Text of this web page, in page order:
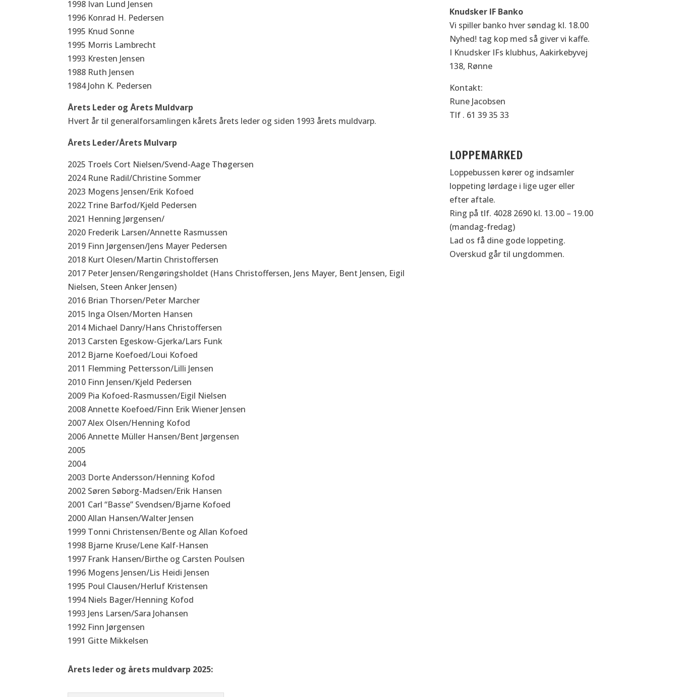
1998 Ivan Lund Jensen
1996 Konrad H. Pedersen
1995 Knud Sonne
1995 Morris Lambrecht
1993 Kresten Jensen
1988 Ruth Jensen
1984 John K. Pedersen
Årets Leder og Årets Muldvarp
Hvert år til generalforsamlingen kårets årets leder og siden 1993 årets muldvarp.
Årets Leder/Årets Mulvarp
2025 Troels Cort Nielsen/Svend-Aage Thøgersen
2024 Rune Radil/Christine Sommer
2023 Mogens Jensen/Erik Kofoed
2022 Trine Barfod/Kjeld Pedersen
2021 Henning Jørgensen/
2020 Frederik Larsen/Annette Rasmussen
2019 Finn Jørgensen/Jens Mayer Pedersen
2018 Kurt Olesen/Martin Christoffersen
2017 Peter Jensen/Rengøringsholdet (Hans Christoffersen, Jens Mayer, Bent Jensen, Eigil
Nielsen, Steen Anker Jensen)
2016 Brian Thorsen/Peter Marcher
2015 Inga Olsen/Morten Hansen
2014 Michael Danry/Hans Christoffersen
2013 Carsten Egeskow-Gjerka/Lars Funk
2012 Bjarne Koefoed/Loui Kofoed
2011 Flemming Pettersson/Lilli Jensen
2010 Finn Jensen/Kjeld Pedersen
2009 Pia Kofoed-Rasmussen/Eigil Nielsen
2008 Annette Koefoed/Finn Erik Wiener Jensen
2007 Alex Olsen/Henning Kofod
2006 Annette Müller Hansen/Bent Jørgensen
2005
2004
2003 Dorte Andersson/Henning Kofod
2002 Søren Søborg-Madsen/Erik Hansen
2001 Carl “Basse” Svendsen/Bjarne Kofoed
2000 Allan Hansen/Walter Jensen
1999 Tonni Christensen/Bente og Allan Kofoed
1998 Bjarne Kruse/Lene Kalf-Hansen
1997 Frank Hansen/Birthe og Carsten Poulsen
1996 Mogens Jensen/Lis Heidi Jensen
1995 Poul Clausen/Herluf Kristensen
1994 Niels Bager/Henning Kofod
1993 Jens Larsen/Sara Johansen
1992 Finn Jørgensen
1991 Gitte Mikkelsen
Årets leder og årets muldvarp 2025:
Knudsker IF Banko
Vi spiller banko hver søndag kl. 18.00
Nyhed! tag kop med så giver vi kaffe.
I Knudsker IFs klubhus, Aakirkebyvej
138, Rønne
Kontakt:
Rune Jacobsen
Tlf . 61 39 35 33
LOPPEMARKED
Loppebussen kører og indsamler
loppeting lørdage i lige uger eller
efter aftale.
Ring på tlf. 4028 2690 kl. 13.00 – 19.00
(mandag-fredag)
Lad os få dine gode loppeting.
Overskud går til ungdommen.